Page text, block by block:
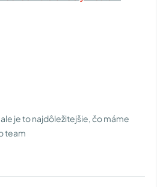
je to najdôležitejšie, čo máme
team